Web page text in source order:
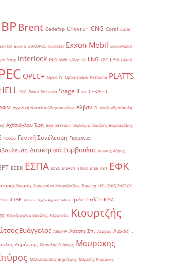
BPBrent Cedefop Chevron CNG Coral Coral
Oil euro 5 EUROPOL Eurostat Exxon-Mobil ExxonMobil
Story interlock IRIS kWh LANA LG LNG LPC LPG Lukoil
OPEC+ Open TV Optima Bank Petrolina PLATTS
SKG Sokol Sri Lanka Stage II sts TEXACO
ΑΦΜ Αγγελική Ναταλία Αδαμοπούλου Αλβανία Αλεξανδρούπολη
Αχτσιόγλου Έφη ΒΕΘ Βέττας Ι. Βαλκάνια Βασίλης Βασιλειάδης
Γαλλία Γενική Συνέλευση Γερμανία
Διοικητικό Συμβούλιο Δούκας Χάρης
ΕΣΕΚ ΕΣΠΑ ΕΣΥΔ ΕΤΕΑΕΠ ΕΤΕΚΑ ΕΤΕπ ΕΥΠ ΕΦΚ
Ένωση Ευρωπαϊκό Κοινοβούλιο Ευρώπη ΗELLENiQ ENERGY
ΙΟΒΕ Ικόνιο Ιλχάν Αχμέτ Ινδία Ιράν Ιταλία ΚΑΔ
Κεγκέρογλου Βασίλης Κερατσίνι
Κιουρτζής
Ευάγγελος ΛΙΒΕΡΙΑ Λάτσης Σπ. Λέσβος Λιανός Ι.
Δημήτρης Μασαλής Γιώργος Μαυράκης
Μελισσανίδης Δημήτρης Μερελής Κυριάκος